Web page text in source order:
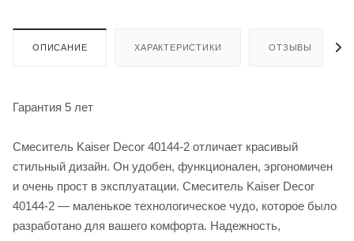
ОПИСАНИЕ ХАРАКТЕРИСТИКИ ОТЗЫВЫ
Гарантия 5 лет
Смеситель Kaiser Decor 40144-2 отличает красивый
стильный дизайн. Он удобен, функционален, эргономичен
и очень прост в эксплуатации. Смеситель Kaiser Decor
40144-2 — маленькое технологическое чудо, которое было
разработано для вашего комфорта. Надежность,